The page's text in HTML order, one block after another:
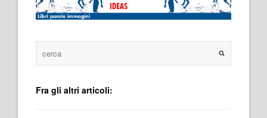
Fra gli altri articoli: